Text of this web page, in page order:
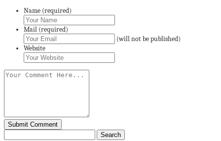
Name (required)
Mail (required)
(will not be published)
Website